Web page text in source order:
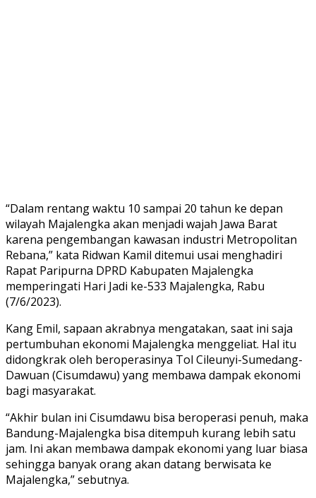
“Dalam rentang waktu 10 sampai 20 tahun ke depan
wilayah Majalengka akan menjadi wajah Jawa Barat
karena pengembangan kawasan industri Metropolitan
Rebana,” kata Ridwan Kamil ditemui usai menghadiri
Rapat Paripurna DPRD Kabupaten Majalengka
memperingati Hari Jadi ke-533 Majalengka, Rabu
(7/6/2023).
Kang Emil, sapaan akrabnya mengatakan, saat ini saja
pertumbuhan ekonomi Majalengka menggeliat. Hal itu
didongkrak oleh beroperasinya Tol Cileunyi-Sumedang-
Dawuan (Cisumdawu) yang membawa dampak ekonomi
bagi masyarakat.
“Akhir bulan ini Cisumdawu bisa beroperasi penuh, maka
Bandung-Majalengka bisa ditempuh kurang lebih satu
jam. Ini akan membawa dampak ekonomi yang luar biasa
sehingga banyak orang akan datang berwisata ke
Majalengka,” sebutnya.